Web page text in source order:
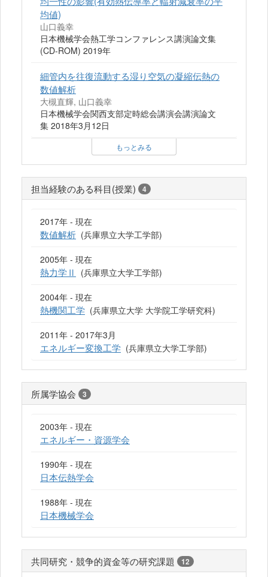
均値)
山口義幸
日本機械学会熱工学コンファレンス講演論文集
(CD-ROM) 2019年
細管内を往復流動する湿り空気の凝縮伝熱の
数値解析
大槻直輝, 山口義幸
日本機械学会関西支部定時総会講演会講演論文
集 2018年3月12日
もっとみる
担当経験のある科目(授業) 4
2017年 - 現在
数値解析 (兵庫県立大学工学部)
2005年 - 現在
熱力学Ⅱ (兵庫県立大学工学部)
2004年 - 現在
熱機関工学 (兵庫県立大学 大学院工学研究科)
2011年 - 2017年3月
エネルギー変換工学 (兵庫県立大学工学部)
所属学協会 3
2003年 - 現在
エネルギー・資源学会
1990年 - 現在
日本伝熱学会
1988年 - 現在
日本機械学会
共同研究・競争的資金等の研究課題 12